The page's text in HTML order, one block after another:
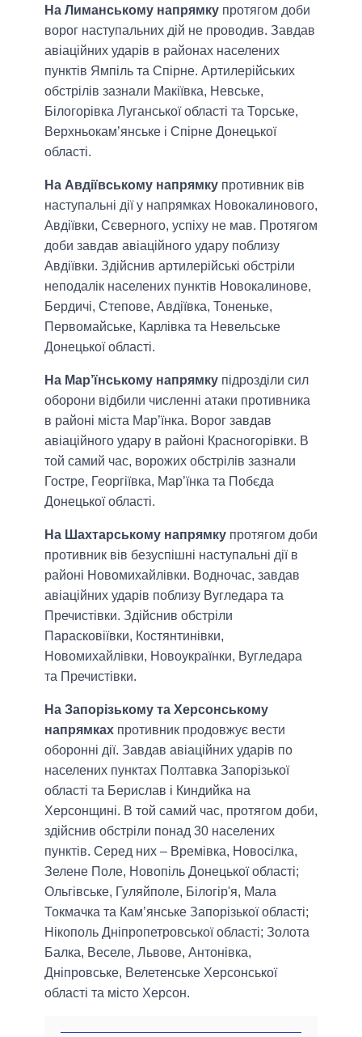
На Лиманському напрямку протягом доби
ворог наступальних дій не проводив. Завдав
авіаційних ударів в районах населених
пунктів Ямпіль та Спірне. Артилерійських
обстрілів зазнали Макіївка, Невське,
Білогорівка Луганської області та Торське,
Верхньокам’янське і Спірне Донецької
області.
На Авдіївському напрямку противник вів
наступальні дії у напрямках Новокалинового,
Авдіївки, Сєверного, успіху не мав. Протягом
доби завдав авіаційного удару поблизу
Авдіївки. Здійснив артилерійські обстріли
неподалік населених пунктів Новокалинове,
Бердичі, Степове, Авдіївка, Тоненьке,
Первомайське, Карлівка та Невельське
Донецької області.
На Мар’їнському напрямку підрозділи сил
оборони відбили численні атаки противника
в районі міста Мар’їнка. Ворог завдав
авіаційного удару в районі Красногорівки. В
той самий час, ворожих обстрілів зазнали
Гостре, Георгіївка, Мар’їнка та Побєда
Донецької області.
На Шахтарському напрямку протягом доби
противник вів безуспішні наступальні дії в
районі Новомихайлівки. Водночас, завдав
авіаційних ударів поблизу Вугледара та
Пречистівки. Здійснив обстріли
Парасковіївки, Костянтинівки,
Новомихайлівки, Новоукраїнки, Вугледара
та Пречистівки.
На Запорізькому та Херсонському
напрямках противник продовжує вести
оборонні дії. Завдав авіаційних ударів по
населених пунктах Полтавка Запорізької
області та Берислав і Киндийка на
Херсонщині. В той самий час, протягом доби,
здійснив обстріли понад 30 населених
пунктів. Серед них – Времівка, Новосілка,
Зелене Поле, Новопіль Донецької області;
Ольгівське, Гуляйполе, Білогір'я, Мала
Токмачка та Кам’янське Запорізької області;
Нікополь Дніпропетровської області; Золота
Балка, Веселе, Львове, Антонівка,
Дніпровське, Велетенське Херсонської
області та місто Херсон.